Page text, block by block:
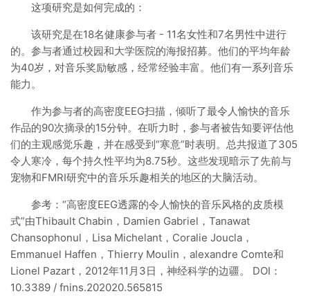
这项研究是如何完成的：
该研究是在18名健康参与者 - 11名女性和7名男性中进行
的。参与者通过校园和大学医院的海报招募。他们的平均年龄
为40岁，对音乐奖励敏感，经常经验丰富。他们有一系列音乐
能力。
作为参与者的高密度EEG扫描，倾听了最令人愉快的音乐
作品的90次摘录的15分钟。在听力时，参与者被告知要评估他
们的主观感觉乐趣，并在感受到“寒意”时表明。总共报道了305
令人寒冷，每个持久性平均为8.75秒。这些发现暗示了先前与
宠物和FMRI研究中的音乐乐趣相关的地区的大脑活动。
参考：“高密度EEG透露的令人愉快的音乐风格的皮质模
式”由Thibault Chabin，Damien Gabriel，Tanawat
Chansophonul，Lisa Michelant，Coralie Joucla，
Emmanuel Haffen，Thierry Moulin，alexandre Comte和
Lionel Pazart，2012年11月3日，神经科学的边疆。 DOI：
10.3389 / fnins.202020.565815